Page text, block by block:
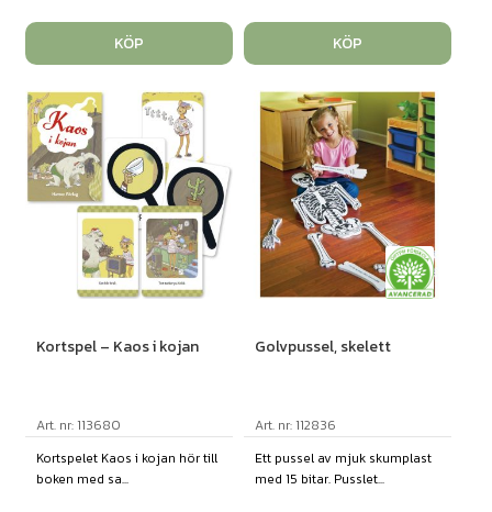
KÖP KÖP
Kortspel – Kaos i kojan
Art. nr: 113680
Kortspelet Kaos i kojan hör till
boken med sa...
Golvpussel, skelett
Art. nr: 112836
Ett pussel av mjuk skumplast
med 15 bitar. Pusslet...